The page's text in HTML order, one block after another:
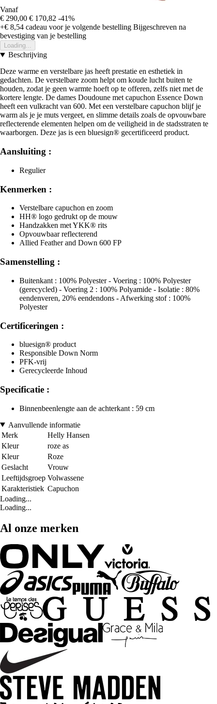
Vanaf
€ 290,00 € 170,82 -41%
+€ 8,54 cadeau voor je volgende bestelling Bijgeschreven na
bevestiging van je bestelling
Loading...
Beschrijving
Deze warme en verstelbare jas heeft prestatie en esthetiek in
gedachten. De verstelbare zoom helpt om koude lucht buiten te
houden, zodat je geen warmte hoeft op te offeren, zelfs niet met de
kortere lengte. De dames Doudoune met capuchon Essence Down
heeft een vulkracht van 600. Met een verstelbare capuchon blijf je
warm als je je muts vergeet, en slimme details zoals de opvouwbare
reflecterende elementen helpen om de veiligheid in de stadsstraten te
waarborgen. Deze jas is een bluesign® gecertificeerd product.
Aansluiting :
Regulier
Kenmerken :
Verstelbare capuchon en zoom
HH® logo gedrukt op de mouw
Handzakken met YKK® rits
Opvouwbaar reflecterend
Allied Feather and Down 600 FP
Samenstelling :
Buitenkant : 100% Polyester - Voering : 100% Polyester
(gerecycled) - Voering 2 : 100% Polyamide - Isolatie : 80%
eendenveren, 20% eendendons - Afwerking stof : 100%
Polyester
Certificeringen :
bluesign® product
Responsible Down Norm
PFK-vrij
Gerecycleerde Inhoud
Specificatie :
Binnenbeenlengte aan de achterkant : 59 cm
Aanvullende informatie
Merk
Helly Hansen
Kleur
roze as
Kleur
Roze
Geslacht
Vrouw
Leeftijdsgroep Volwassene
Karakteristiek Capuchon
Loading...
Loading...
Al onze merken